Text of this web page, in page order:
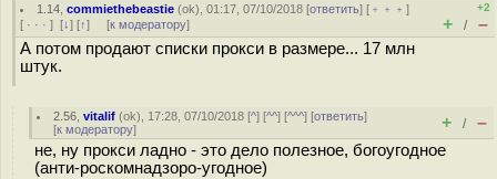
1.14 ,commiethebeastie (ok), 01:17, 07/10/2018 [ответить] [ ﹢﹢﹢]
[ · · · ] [↓] [↑] [к модератору]
+2
+ / –
А потом продают списки прокси в размере... 17 млн
штук.
2.56 ,vitalif (ok), 17:28, 07/10/2018 [^] [^^] [^^^] [ответить]
[к модератору] + / –
не, ну прокси ладно - это дело полезное, богоугодное
(анти-роскомнадзоро-угодное)